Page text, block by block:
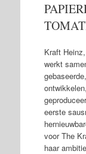
Kraft
werkt
eerste
voor The
haar